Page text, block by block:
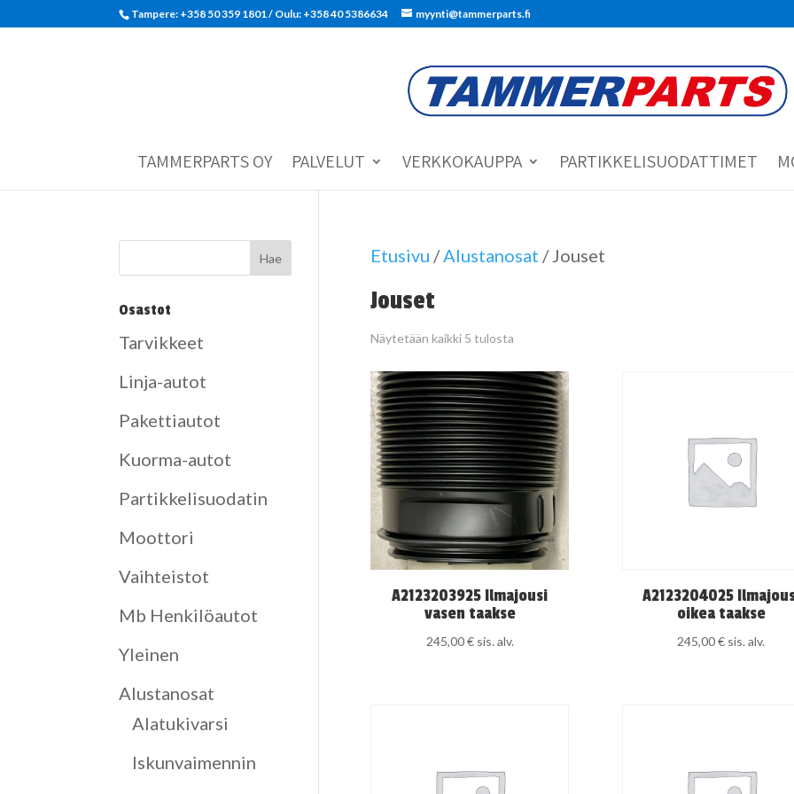
Tampere: +358 50 359 1801‬ / Oulu: +358 40 5386634 myynti@tammerparts.fi
TAMMERPARTS OY PALVELUT VERKKOKAUPPA PARTIKKELISUODATTIMET
Etusivu /Alustanosat / Jouset
Jouset
Näytetään kaikki 5 tulosta
A2123203925 Ilmajousi
vasen taakse
245,00€ sis. alv.
A2123204025
oikea taakse
245,00€ sis. alv.
Osastot
Tarvikkeet
Linja-autot
Pakettiautot
Kuorma-autot
Partikkelisuodatin
Moottori
Vaihteistot
Mb Henkilöautot
Yleinen
Alustanosat
Alatukivarsi
Iskunvaimennin